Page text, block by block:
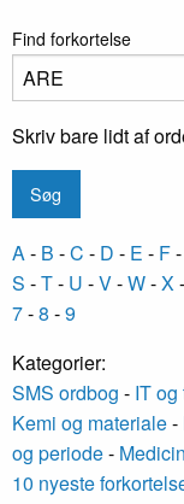
Find forkortelse
Skriv bare lidt af
A- B -C - D - E - F-
S -T- U -V-W-X-
7-8 -9
Kategorier:
SMS ordbog - IT
Kemi og materiale-
og periode-
10 nyeste